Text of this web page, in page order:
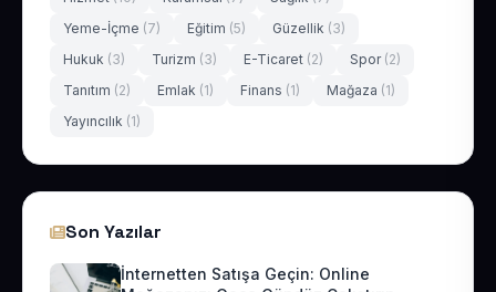
Yeme-İçme (7) Eğitim (5) Güzellik (3)
Hukuk (3) Turizm (3) E-Ticaret (2) Spor (2)
Tanıtım (2) Emlak (1) Finans (1) Mağaza (1)
Yayıncılık (1)
Son Yazılar
İnternetten Satışa Geçin: Online